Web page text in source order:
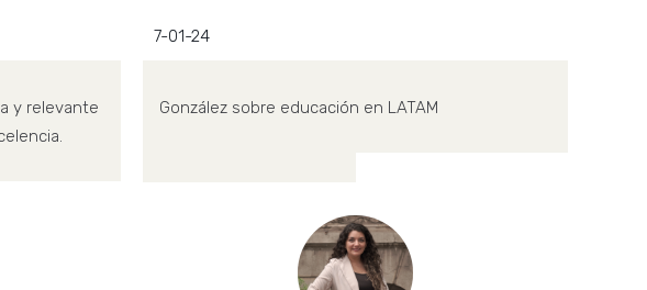
y relevante
7-01-24
González sobre educación en LATAM